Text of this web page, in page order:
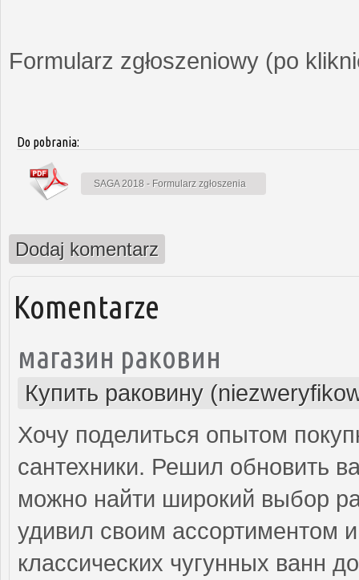
Formularz zgłoszeniowy (po
Do pobrania:
SAGA 2018 - Formularz zgłoszenia
Dodaj komentarz
Komentarze
магазин раковин
Купить раковину
Хочу поделиться опытом
сантехники. Решил обновить
можно найти широкий выбор
удивил своим ассортиментом
классических чугунных ванн